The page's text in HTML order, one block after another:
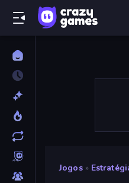
Jogos »